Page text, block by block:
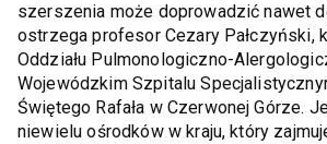
szerszenia może doprowadzić nawet
ostrzega profesor Cezary Pałczyński,
Oddziału Pulmonologiczno-
Wojewódzkim Szpitalu
Świętego Rafała w Czerwonej Górze.
niewielu ośrodków w kraju, który